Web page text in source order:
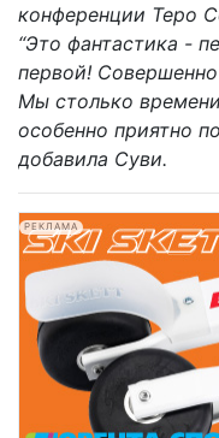
конференции Теро
“Это фантастика -
первой!
Мы столько
особенно приятно
добавила Суви.
РЕКЛАМА